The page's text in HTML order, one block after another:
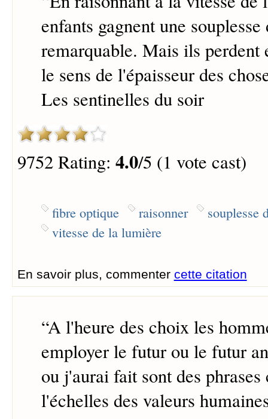
enfants gagnent une
remarquable. Mais ils perdent
le sens de l'épaisseur des
Les sentinelles du soir
9752 Rating: 4.0/5 (1 vote cast)
fibre optique raisonner
souplesse
vitesse de la lumière
En savoir plus, commenter cette citation
“A l'heure des choix les
employer le futur ou le futur
ou j'aurai fait sont des phrases
l'échelles des valeurs